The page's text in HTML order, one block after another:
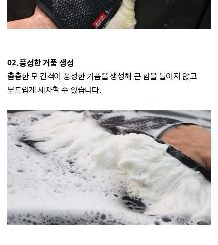
02. 풍성한 거품 생성
촘촘한 모 간격이 풍성한 거품을 생성해 큰 힘을 들이지 않고
부드럽게 세차할 수 있습니다.